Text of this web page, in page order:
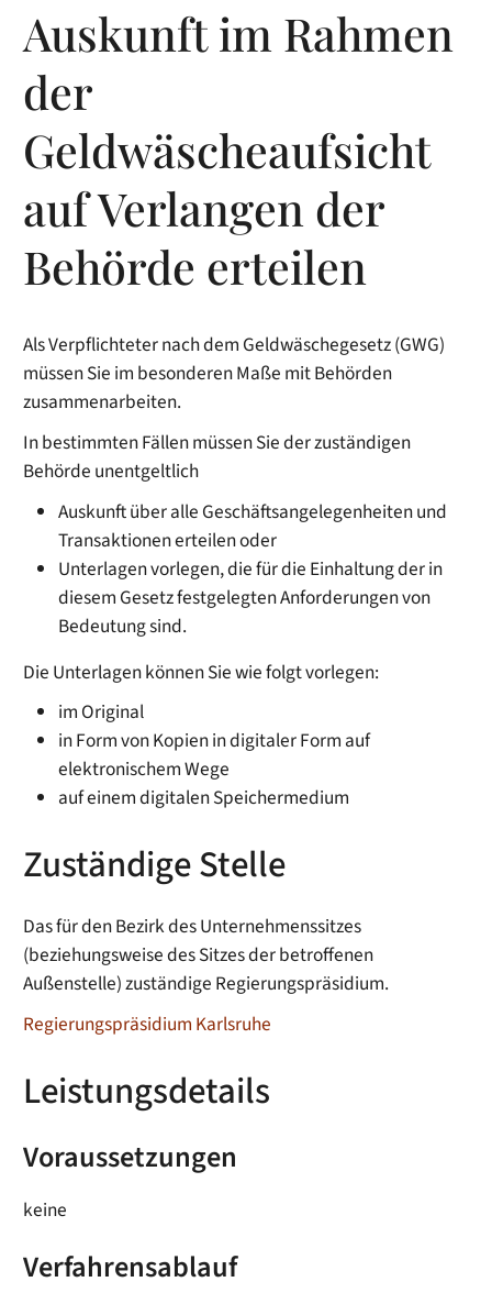
Auskunft im Rahmen
der
Geldwäscheaufsicht
auf Verlangen der
Behörde erteilen
Als Verpflichteter nach dem Geldwäschegesetz (GWG)
müssen Sie im besonderen Maße mit Behörden
zusammenarbeiten.
In bestimmten Fällen müssen Sie der zuständigen
Behörde unentgeltlich
Auskunft über alle Geschäftsangelegenheiten und
Transaktionen erteilen oder
Unterlagen vorlegen, die für die Einhaltung der in
diesem Gesetz festgelegten Anforderungen von
Bedeutung sind.
Die Unterlagen können Sie wie folgt vorlegen:
im Original
in Form von Kopien in digitaler Form auf
elektronischem Wege
auf einem digitalen Speichermedium
Zuständige Stelle
Das für den Bezirk des Unternehmenssitzes
(beziehungsweise des Sitzes der betroffenen
Außenstelle) zuständige Regierungspräsidium.
Regierungspräsidium Karlsruhe
Leistungsdetails
Voraussetzungen
keine
Verfahrensablauf